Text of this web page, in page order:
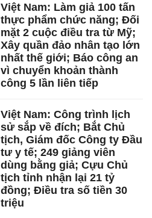
Việt Nam: Làm giả 100 tấn
thực phẩm chức năng; Đối
mặt 2 cuộc điều tra từ Mỹ;
Xây quần đảo nhân tạo lớn
nhất thế giới; Báo công an
vì chuyển khoản thành
công 5 lần liên tiếp
Việt Nam: Công trình lịch
sử sắp về đích; Bắt Chủ
tịch, Giám đốc Công ty Đầu
tư y tế; 249 giảng viên
dùng bằng giả; Cựu Chủ
tịch tỉnh nhận lại 21 tỷ
đồng; Điều tra số tiền 30
triệu